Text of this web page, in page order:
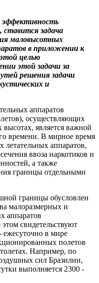
ставится задача
маловысотных
в приложении к
целью
этой задачи за
решения задачи
и
аппаратов
осуществляющих
является важной
времени. В мирное время
летательных аппаратов,
ввоза наркотиков и
а также
границы отдельными
границы обусловлен
малоразмерных и
аппаратов
свидетельствуют
в мире
полетов
Например, по
сил Бразилии,
выполняется 2300 -